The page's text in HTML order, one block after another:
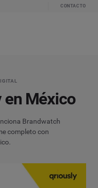
CONTACTO
en México
Brandwatch
completo con